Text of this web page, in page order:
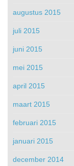
augustus 2015
juli 2015
juni 2015
mei 2015
april 2015
maart 2015
februari 2015
januari 2015
december 2014